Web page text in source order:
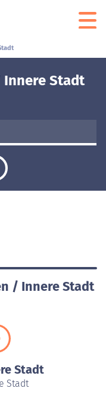
Innere Stadt
/ Innere Stadt
Stadt
Stadt